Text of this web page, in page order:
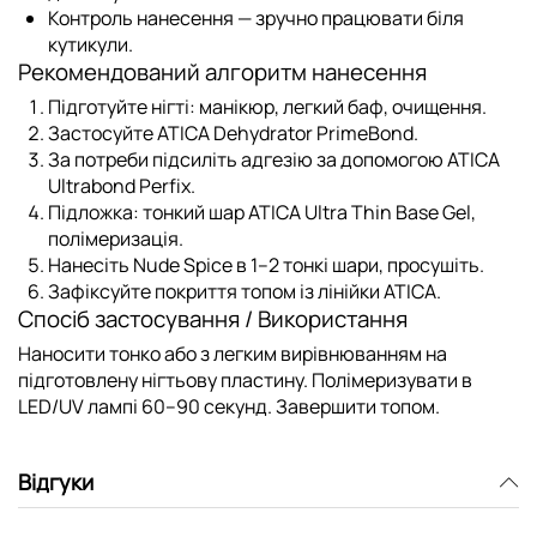
Контроль нанесення — зручно працювати біля
кутикули.
Рекомендований алгоритм нанесення
Підготуйте нігті: манікюр, легкий баф, очищення.
ЗастосуйтеATICA Dehydrator PrimeBond.
За потреби підсиліть адгезію за допомогоюATICA
Ultrabond Perfix.
Підложка: тонкий шарATICA Ultra Thin Base Gel,
полімеризація.
Нанесіть Nude Spiceв 1–2 тонкі шари, просушіть.
Зафіксуйте покриття топом ізлінійки ATICA.
Спосіб застосування / Використання
Наносити тонко або з легким вирівнюванням на
підготовлену нігтьову пластину. Полімеризувати в
LED/UV лампі 60–90 секунд. Завершити топом.
Відгуки